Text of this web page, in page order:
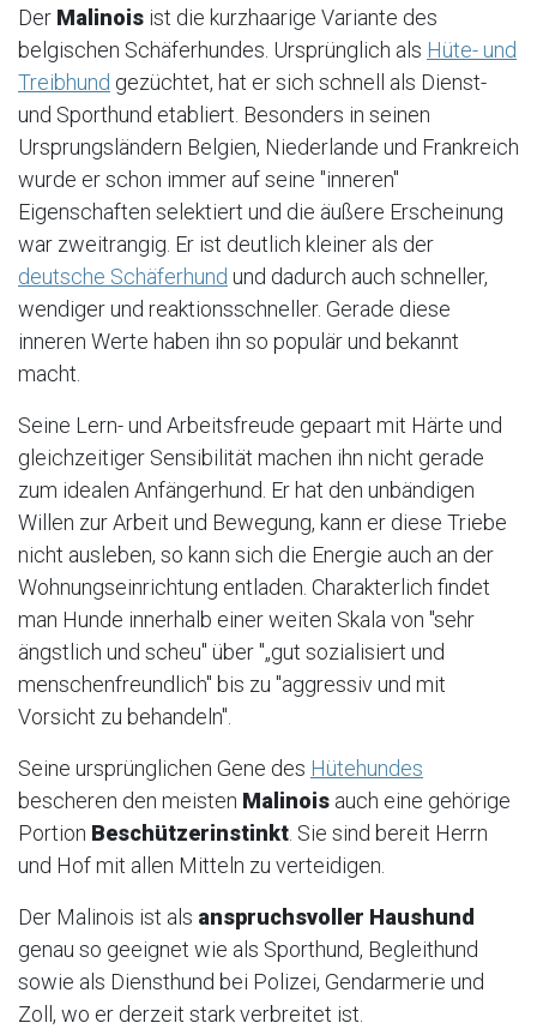
Der Malinois ist die kurzhaarige Variante des
belgischen Schäferhundes. Ursprünglich als Hüte- und
Treibhund gezüchtet, hat er sich schnell als Dienst-
und Sporthund etabliert. Besonders in seinen
Ursprungsländern Belgien, Niederlande und Frankreich
wurde er schon immer auf seine "inneren"
Eigenschaften selektiert und die äußere Erscheinung
war zweitrangig. Er ist deutlich kleiner als der
deutsche Schäferhund und dadurch auch schneller,
wendiger und reaktionsschneller. Gerade diese
inneren Werte haben ihn so populär und bekannt
macht.
Seine Lern- und Arbeitsfreude gepaart mit Härte und
gleichzeitiger Sensibilität machen ihn nicht gerade
zum idealen Anfängerhund. Er hat den unbändigen
Willen zur Arbeit und Bewegung, kann er diese Triebe
nicht ausleben, so kann sich die Energie auch an der
Wohnungseinrichtung entladen. Charakterlich findet
man Hunde innerhalb einer weiten Skala von "sehr
ängstlich und scheu" über "„gut sozialisiert und
menschenfreundlich" bis zu "aggressiv und mit
Vorsicht zu behandeln".
Seine ursprünglichen Gene des Hütehundes
bescheren den meisten Malinois auch eine gehörige
Portion Beschützerinstinkt. Sie sind bereit Herrn
und Hof mit allen Mitteln zu verteidigen.
Der Malinois ist als anspruchsvoller Haushund
genau so geeignet wie als Sporthund, Begleithund
sowie als Diensthund bei Polizei, Gendarmerie und
Zoll, wo er derzeit stark verbreitet ist.